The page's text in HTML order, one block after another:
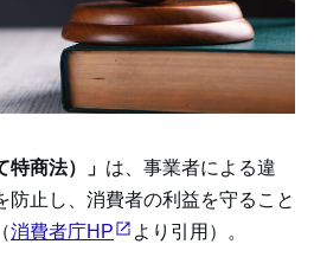
応じて）
書代行（必要に応じて）
特商法）」 は、事業者による違
防止し、消費者の利益を守ること
消費者庁HP より引用）。